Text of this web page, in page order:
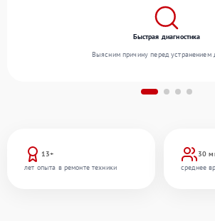
13+
лет опыта в ремонте техники
30
среднее
Быстрая диагностика
Выясним причину перед устранением